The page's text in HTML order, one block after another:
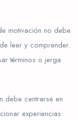
motivación no debe
leer y comprender.
términos o jerga
debe centrarse en
experiencias